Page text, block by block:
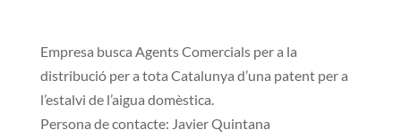
Empresa busca Agents Comercials per a la
distribució per a tota Catalunya d’una patent per a
l’estalvi de l’aigua domèstica.
Persona de contacte: Javier Quintana